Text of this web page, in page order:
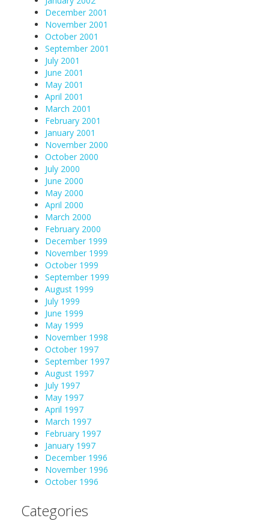
December 2001
November 2001
October 2001
September 2001
July 2001
June 2001
May 2001
April 2001
March 2001
February 2001
January 2001
November 2000
October 2000
July 2000
June 2000
May 2000
April 2000
March 2000
February 2000
December 1999
November 1999
October 1999
September 1999
August 1999
July 1999
June 1999
May 1999
November 1998
October 1997
September 1997
August 1997
July 1997
May 1997
April 1997
March 1997
February 1997
January 1997
December 1996
November 1996
October 1996
Categories